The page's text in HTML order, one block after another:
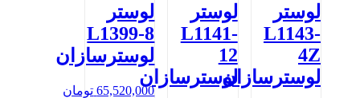
لوستر
L1143-
4Z
لوسترسازان
لوستر
L1141-
12
لوسترسازان
لوستر
L1399-8
لوسترسازان
65,520,000 تومان